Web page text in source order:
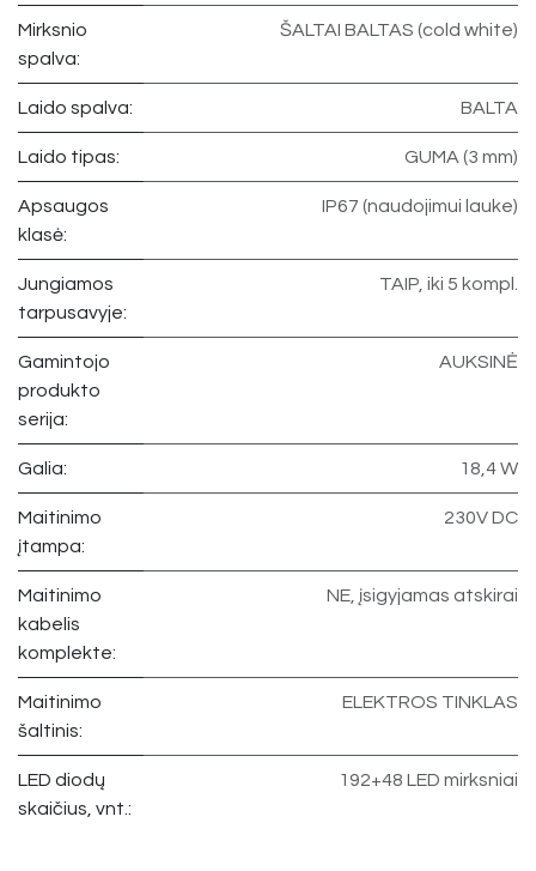
Mirksnio
spalva:
ŠALTAI BALTAS (cold white)
Laido spalva: BALTA
Laido tipas: GUMA (3 mm)
Apsaugos
klasė:
IP67 (naudojimui lauke)
Jungiamos
tarpusavyje:
TAIP, iki 5 kompl.
Gamintojo
produkto
serija:
AUKSINĖ
Galia: 18,4 W
Maitinimo
įtampa:
230V DC
Maitinimo
kabelis
komplekte:
NE, įsigyjamas atskirai
Maitinimo
šaltinis:
ELEKTROS TINKLAS
LED diodų
skaičius, vnt.:
192+48 LED mirksniai